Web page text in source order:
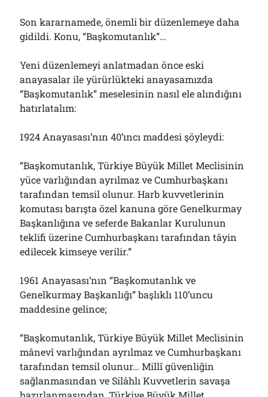
Son kararnamede, önemli bir düzenlemeye daha
gidildi. Konu, “Başkomutanlık”…
Yeni düzenlemeyi anlatmadan önce eski
anayasalar ile yürürlükteki anayasamızda
“Başkomutanlık” meselesinin nasıl ele alındığını
hatırlatalım:
1924 Anayasası’nın 40’ıncı maddesi şöyleydi:
“Başkomutanlık, Türkiye Büyük Millet Meclisinin
yüce varlığından ayrılmaz ve Cumhurbaşkanı
tarafından temsil olunur. Harb kuvvetlerinin
komutası barışta özel kanuna göre Genelkurmay
Başkanlığına ve seferde Bakanlar Kurulunun
teklifi üzerine Cumhurbaşkanı tarafından tâyin
edilecek kimseye verilir.”
1961 Anayasası’nın “Başkomutanlık ve
Genelkurmay Başkanlığı” başlıklı 110’uncu
maddesine gelince;
“Başkomutanlık, Türkiye Büyük Millet Meclisinin
mânevî varlığından ayrılmaz ve Cumhurbaşkanı
tarafından temsil olunur… Millî güvenliğin
sağlanmasından ve Silâhlı Kuvvetlerin savaşa